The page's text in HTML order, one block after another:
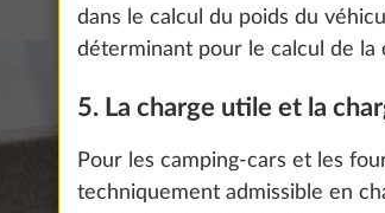
dans le calcul du poids du
déterminant pour le calcul de la
5. La charge utile et la
Pour les camping-cars et les
techniquement admissible en